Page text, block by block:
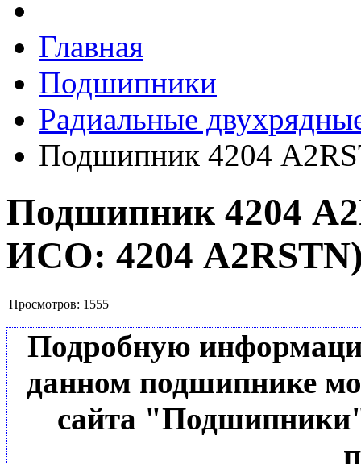
Ивантеевка, подшипники, пневматика, метизы, техника,
Главная
Подшипники
Радиальные
Подшипник 4204
Подшипник 4204
ИСО: 4204 A2RSTN
Просмотров: 1555
Подробную
данном подшипнике
сайта